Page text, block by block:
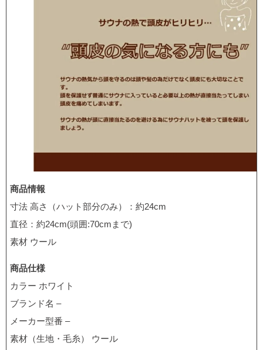
商品情報
寸法 高さ（ハット部分のみ）：約24cm
直径：約24cm(頭囲:70cmまで)
素材 ウール
商品仕様
カラー ホワイト
ブランド名 –
メーカー型番 –
素材（生地・毛糸） ウール